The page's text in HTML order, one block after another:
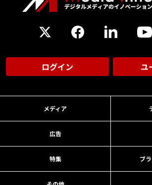
ログイン ユ
メディア
広告
特集 ブ